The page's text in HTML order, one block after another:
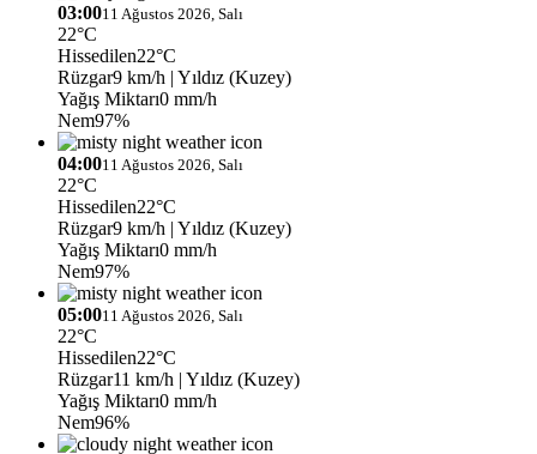
03:0011 Ağustos 2026, Salı
22°C
Hissedilen22°C
Rüzgar9 km/h | Yıldız (Kuzey)
Yağış Miktarı0 mm/h
Nem97%
04:0011 Ağustos 2026, Salı
22°C
Hissedilen22°C
Rüzgar9 km/h | Yıldız (Kuzey)
Yağış Miktarı0 mm/h
Nem97%
05:0011 Ağustos 2026, Salı
22°C
Hissedilen22°C
Rüzgar11 km/h | Yıldız (Kuzey)
Yağış Miktarı0 mm/h
Nem96%